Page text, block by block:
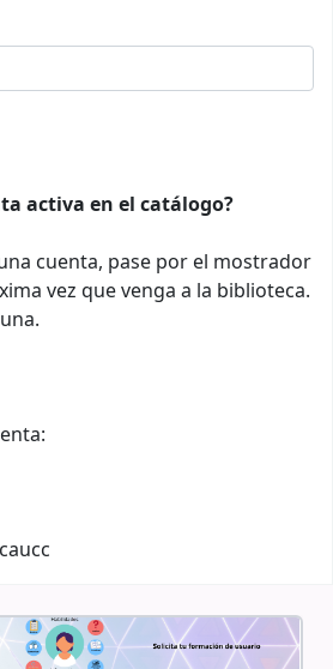
activa en el catálogo?
cuenta, pase por el mostrador
vez que venga a la biblioteca.